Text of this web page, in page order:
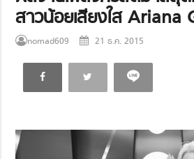
สาวน้อยเสียงใส Ariana
nomad609 21 ธ.ค. 2015